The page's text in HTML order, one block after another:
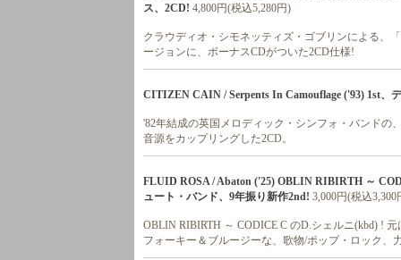
ス、2CD! 4,800円(税込5,280円)
クラウディオ・シモネッティズ・ゴブリンによる、
ージョンに、ボーナスCDがついた2CD仕様!
CITIZEN CAIN / Serpents In Camouflage ('93) 1st、
'82年結成の英国メロディック・シンフォ・バンドの
音源をカップリングした2CD。
FLUID ROSA / Abaton ('25) OBLIN RIBIRTH ～
ュート・バンド、9年振り新作2nd! 3,000円(税込3,300
OBLIN RIBIRTH ～ CODICE C のD.シェルニ(kbd) !
フォーキー＆ブルージーな、歌物/ポップ・ロック、